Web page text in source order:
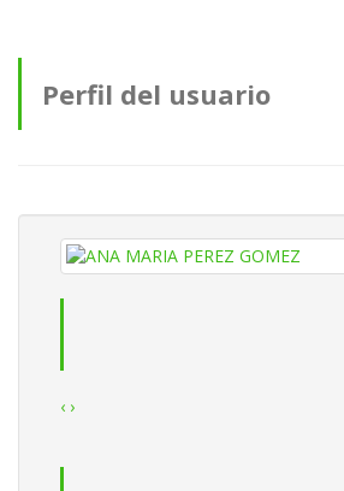
Perfil del usuario
‹ ›